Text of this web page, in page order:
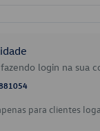
login na sua
para clientes